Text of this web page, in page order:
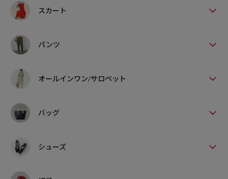
スカート
パンツ
オールインワン/サロペット
バッグ
シューズ